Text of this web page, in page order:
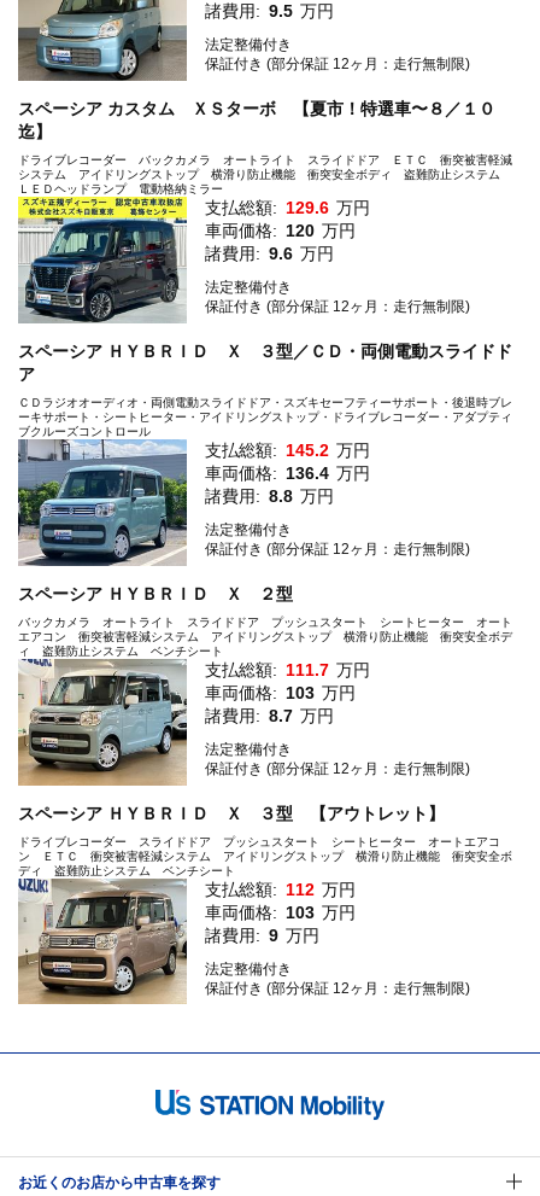
諸費用: 9.5 万円
法定整備付き
保証付き (部分保証 12ヶ月：走行無制限)
スペーシア カスタム ＸＳターボ 【夏市！特選車〜８／１０
迄】
ドライブレコーダー バックカメラ オートライト スライドドア ＥＴＣ 衝突被害軽減
システム アイドリングストップ 横滑り防止機能 衝突安全ボディ 盗難防止システム
ＬＥＤヘッドランプ 電動格納ミラー
支払総額: 129.6 万円
車両価格: 120 万円
諸費用: 9.6 万円
法定整備付き
保証付き (部分保証 12ヶ月：走行無制限)
スペーシア ＨＹＢＲＩＤ Ｘ ３型／ＣＤ・両側電動スライドド
ア
ＣＤラジオオーディオ・両側電動スライドドア・スズキセーフティーサポート・後退時ブレ
ーキサポート・シートヒーター・アイドリングストップ・ドライブレコーダー・アダプティ
ブクルーズコントロール
支払総額: 145.2 万円
車両価格: 136.4 万円
諸費用: 8.8 万円
法定整備付き
保証付き (部分保証 12ヶ月：走行無制限)
スペーシア ＨＹＢＲＩＤ Ｘ ２型
バックカメラ オートライト スライドドア プッシュスタート シートヒーター オート
エアコン 衝突被害軽減システム アイドリングストップ 横滑り防止機能 衝突安全ボデ
ィ 盗難防止システム ベンチシート
支払総額: 111.7 万円
車両価格: 103 万円
諸費用: 8.7 万円
法定整備付き
保証付き (部分保証 12ヶ月：走行無制限)
スペーシア ＨＹＢＲＩＤ Ｘ ３型 【アウトレット】
ドライブレコーダー スライドドア プッシュスタート シートヒーター オートエアコ
ン ＥＴＣ 衝突被害軽減システム アイドリングストップ 横滑り防止機能 衝突安全ボ
ディ 盗難防止システム ベンチシート
支払総額: 112 万円
車両価格: 103 万円
諸費用: 9 万円
法定整備付き
保証付き (部分保証 12ヶ月：走行無制限)
お近くのお店から中古車を探す